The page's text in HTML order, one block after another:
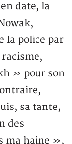
date, la
la police par
» pour son
sa tante,
des
ma haine »,